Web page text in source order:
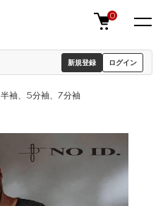
新規登録 ログイン
0
半袖、5分袖、7分袖